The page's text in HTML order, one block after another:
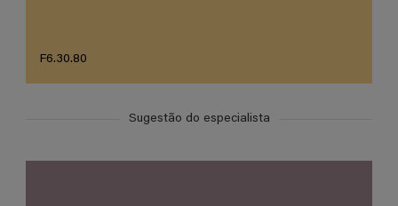
F6.30.80
Sugestão do especialista